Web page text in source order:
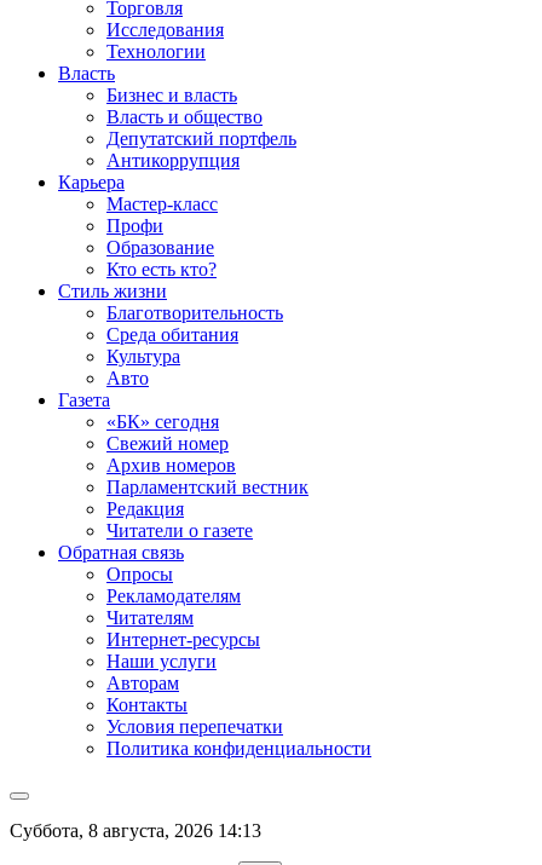
Торговля
Исследования
Технологии
Власть
Бизнес и власть
Власть и общество
Депутатский портфель
Антикоррупция
Карьера
Мастер-класс
Профи
Образование
Кто есть кто?
Стиль жизни
Благотворительность
Среда обитания
Культура
Авто
Газета
«БК» сегодня
Свежий номер
Архив номеров
Парламентский вестник
Редакция
Читатели о газете
Обратная связь
Опросы
Рекламодателям
Читателям
Интернет-ресурсы
Наши услуги
Авторам
Контакты
Условия перепечатки
Политика конфиденциальности
Суббота, 8 августа, 2026 14:13